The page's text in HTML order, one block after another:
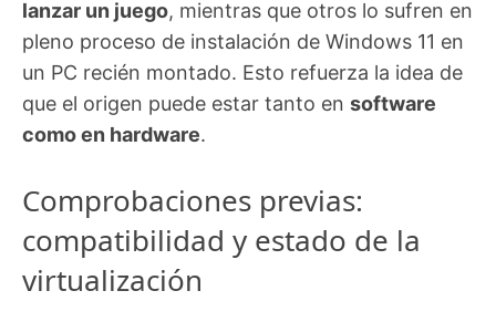
lanzar un juego, mientras que otros lo sufren en
pleno proceso de instalación de Windows 11 en
un PC recién montado. Esto refuerza la idea de
que el origen puede estar tanto en software
como en hardware.
Comprobaciones previas:
compatibilidad y estado de la
virtualización